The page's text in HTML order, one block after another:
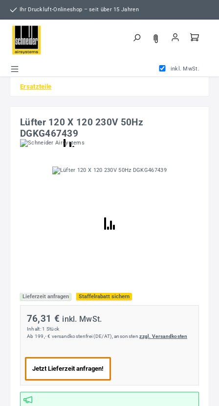
Zum Hauptinhalt springen
Ihr Druckluft-Onlineshop – seit über 15 Jahren
inkl. MwSt.
Ersatzteile
Lüfter 120 X 120 230V 50Hz
DGKG467439
Bildergalerie überspringen
Lieferzeit anfragen Staffelrabatt sichern
76,31 € inkl. MwSt.
Inhalt: 1 Stück
Ab 199,- € versandkostenfrei (DE/AT), ansonstenzzgl. Versandkosten
Jetzt Lieferzeit anfragen!